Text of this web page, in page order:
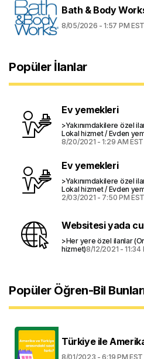
Bath & Body
8/05/2026 - 1:57 PM EST
Popüler İlanlar
Ev yemekleri
>Yakınımdakilere özel
Lokal hizmet / Evden
8/20/2021 - 1:29 AM EST
Ev yemekleri
>Yakınımdakilere özel
Lokal hizmet / Evden
2/03/2021 - 7:50 PM EST
Websitesi yada
>Her yere özel ilanlar
hizmet)8/12/2021 - 11:34
Popüler Öğren-Bil
Türkiye ile
8/01/2023 - 6:19 PM EST